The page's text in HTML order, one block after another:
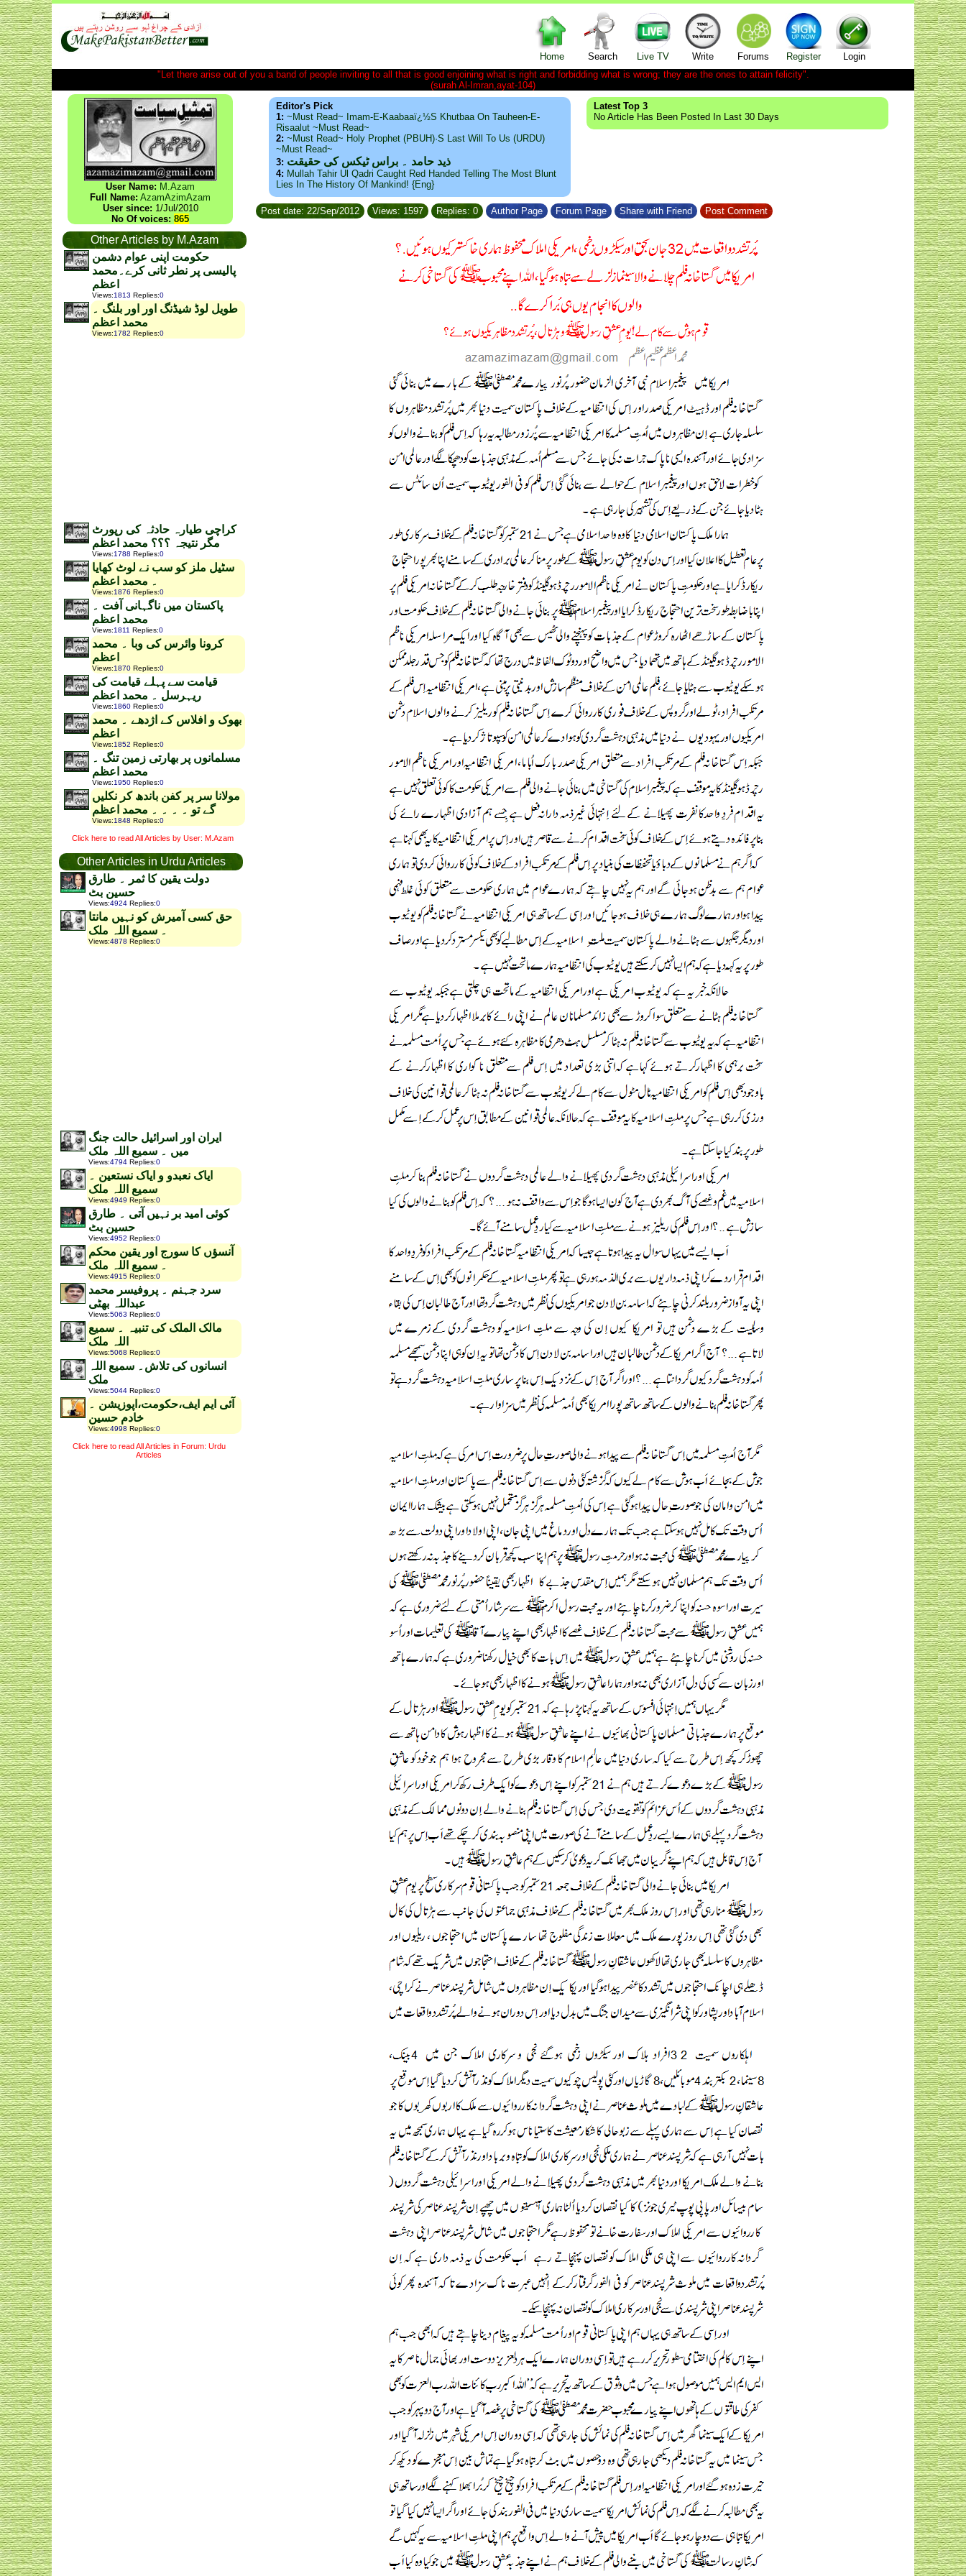
Home Search Live TV Write Forums Register
Login
"Let there arise out of you a band of people inviting to all that is good enjoining what is right and forbidding what is wrong; they are the ones to attain felicity".
(surah Al-Imran,ayat-104)
User Name: M.Azam
Full Name: AzamAzimAzam
User since: 1/Jul/2010
No Of voices: 865
Other Articles by M.Azam
حکومت اپنی عوام دشمن
پالیسی پر نطر ثانی کرے۔محمد
اعظم
Views:1813 Replies:0
طویل لوڈ شیڈنگ اور اور بلنگ ۔
محمد اعظم
Views:1782 Replies:0
کراچی طیارہ حادثہ کی رپورٹ
مگر نتیجہ ؟؟؟ محمد اعظم
Views:1788 Replies:0
سٹیل ملز کو سب نے لوٹ کھایا
۔ محمد اعظم
Views:1876 Replies:0
پاکستان میں ناگہانی آفت ۔
محمد اعظم
Views:1811 Replies:0
کرونا وائرس کی وبا ۔ محمد
اعظم
Views:1870 Replies:0
قیامت سے پہلے قیامت کی
ریہرسل ۔ محمد اعظم
Views:1860 Replies:0
بھوک و افلاس کے اژدھے ۔ محمد
اعظم
Views:1852 Replies:0
مسلمانوں پر بھارتی زمین تنگ ۔
محمد اعظم
Views:1950 Replies:0
مولانا سر پر کفن باندھ کر نکلیں
گے تو ۔ ۔ ۔ ۔ محمد اعظم
Views:1848 Replies:0
Click here to read All Articles by User: M.Azam
Other Articles in Urdu Articles
دولت یقین کا ثمر ۔ طارق
حسین بٹ
Views:4924 Replies:0
حق کسی آمیرش کو نہیں مانتا
۔ سمیع اللہ ملک
Views:4878 Replies:0
ایران اور اسرائیل حالت جنگ
میں ۔ سمیع اللہ ملک
Views:4794 Replies:0
ایاک نعبدو و ایاک نستعین ۔
سمیع اللہ ملک
Views:4949 Replies:0
کوئی امید بر نہیں آتی ۔ طارق
حسین بٹ
Views:4952 Replies:0
آنسؤں کا سورج اور یقین محکم
۔ سمیع اللہ ملک
Views:4915 Replies:0
سرد جہنم ۔ پروفیسر محمد
عبداللہ بھٹی
Views:5063 Replies:0
مالک الملک کی تنبیہ ۔ سمیع
اللہ ملک
Views:5068 Replies:0
انسانوں کی تلاش۔ سمیع اللہ
ملک
Views:5044 Replies:0
آئی ایم ایف،حکومت،اپوزیشن ۔
خادم حسین
Views:4998 Replies:0
Click here to read All Articles in Forum: Urdu
Articles
Editor's Pick
1: ~Must Read~ Imam-E-Kaabaaï¿½s Khutbaa On Tauheen-E-
Risaalut ~Must Read~
2: ~Must Read~ Holy Prophet (PBUH)·s Last Will To Us (URDU)
~Must Read~
3: ذید حامد ۔ براس ٹیکس کی حقیقت
4: Mullah Tahir Ul Qadri Caught Red Handed Telling The Most Blunt
Lies In The History Of Mankind! {Eng}
Latest Top 3
No Article Has Been Posted In Last 30 Days
Post date: 22/Sep/2012 Views: 1597 Replies: 0 Author Page Forum Page Share with Friend Post Comment